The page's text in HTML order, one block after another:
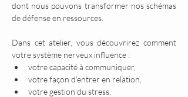
dont nous pouvons transformer nos schémas
de défense en ressources.
Dans cet atelier, vous découvrirez comment
votre système nerveux influence :
votre capacité à communiquer,
votre façon d’entrer en relation,
votre gestion du stress,